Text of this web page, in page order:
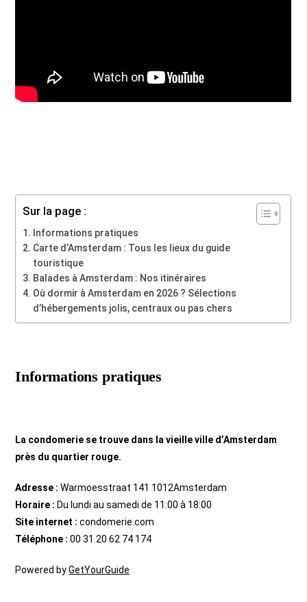
Sur la page :
Informations pratiques
Carte d’Amsterdam : Tous les lieux du guide
touristique
Balades à Amsterdam : Nos itinéraires
Où dormir à Amsterdam en 2026 ? Sélections
d’hébergements jolis, centraux ou pas chers
Informations pratiques
La condomerie se trouve dans la vieille ville d’Amsterdam
près du quartier rouge.
Adresse : Warmoesstraat 141 1012Amsterdam
Horaire : Du lundi au samedi de 11:00 à 18:00
Site internet :condomerie.com
Téléphone :00 31 20 62 74 174
Powered byGetYourGuide